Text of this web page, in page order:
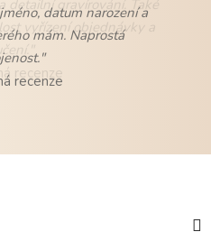
datum narození a
mám. Naprostá
recenze